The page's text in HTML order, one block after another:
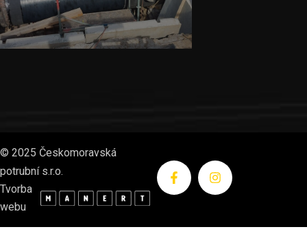
Izolatérské a klempířské práce
Inzet s.r.o.
© 2025 Českomoravská
potrubní s.r.o.
Tvorba
webu